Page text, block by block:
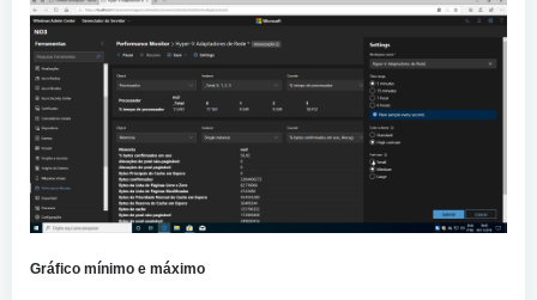
Gráfico mínimo e máximo